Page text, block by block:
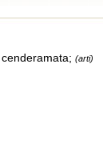
cenderamata; (arti)